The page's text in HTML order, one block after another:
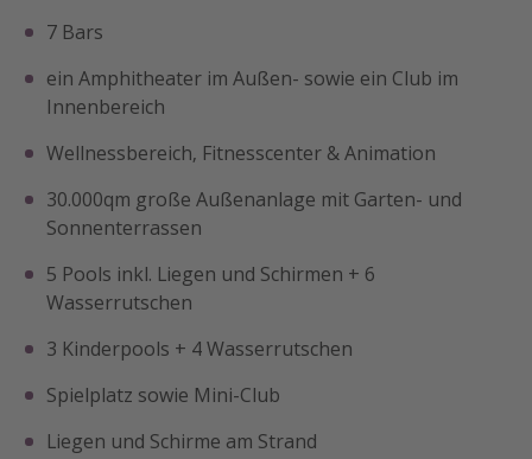
7 Bars
ein Amphitheater im Außen- sowie ein Club im
Innenbereich
Wellnessbereich, Fitnesscenter & Animation
30.000qm große Außenanlage mit Garten- und
Sonnenterrassen
5 Pools inkl. Liegen und Schirmen + 6
Wasserrutschen
3 Kinderpools + 4 Wasserrutschen
Spielplatz sowie Mini-Club
Liegen und Schirme am Strand